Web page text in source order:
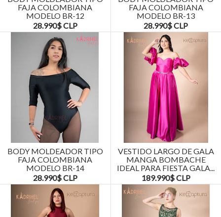
FAJA COLOMBIANA
MODELO BR-12
28.990$ CLP
FAJA COLOMBIANA
MODELO BR-13
28.990$ CLP
BODY MOLDEADOR TIPO
FAJA COLOMBIANA
MODELO BR-14
28.990$ CLP
VESTIDO LARGO DE GALA
MANGA BOMBACHE
IDEAL PARA FIESTA GALA...
189.990$ CLP